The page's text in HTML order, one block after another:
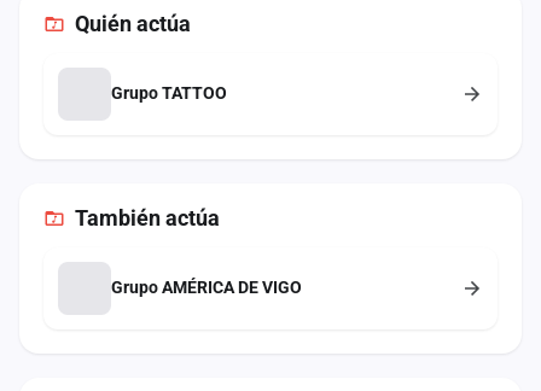
Quién actúa
Grupo TATTOO
Tambiénactúa
Grupo AMÉRICA DE VIGO